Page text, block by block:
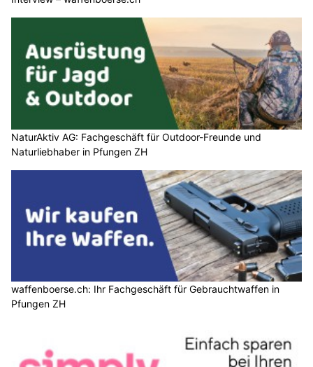
NaturAktiv AG: Fachgeschäft für Outdoor-Freunde und
Naturliebhaber in Pfungen ZH
waffenboerse.ch: Ihr Fachgeschäft für Gebrauchtwaffen in
Pfungen ZH